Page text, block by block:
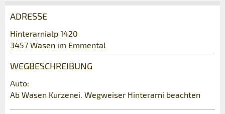
Anzeige beanstanden
Ihr Feedback wird sehr geschätzt!
Allgemeines Feedback
Anzeige nicht mehr gültig
Anzeige weiterempfehlen
Empfehlen Sie diese Anzeige an Freunde
weiter.
ADRESSE
Hinterarnialp 1420
3457 Wasen im Emmental
WEGBESCHREIBUNG
Auto:
Ab Wasen Kurzenei. Wegweiser Hinterarni beachten